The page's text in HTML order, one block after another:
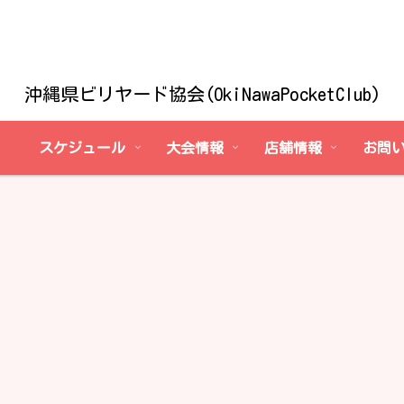
沖縄県ビリヤード協会(OkiNawaPocketClub)
スケジュール 大会情報 店舗情報 お問